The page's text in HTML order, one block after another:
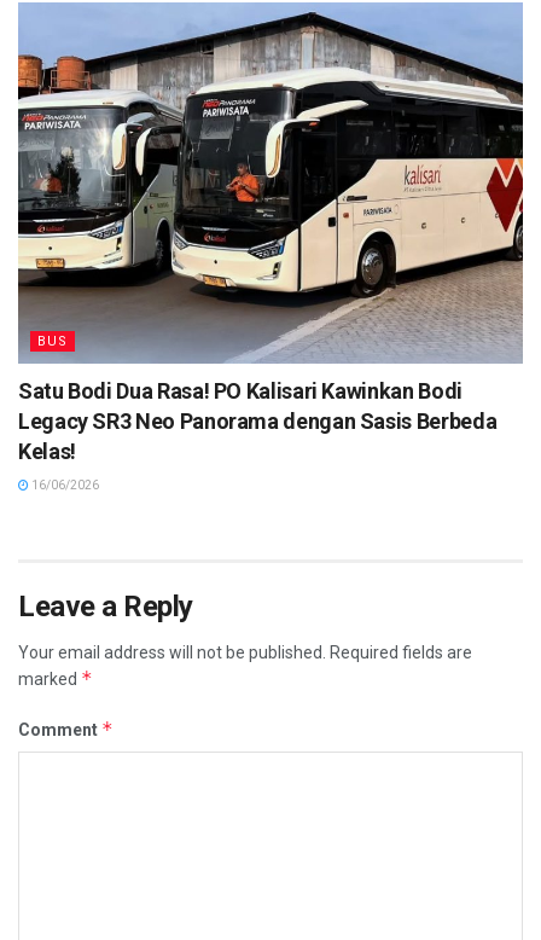
BUS
Satu Bodi Dua Rasa! PO Kalisari Kawinkan Bodi
Legacy SR3 Neo Panorama dengan Sasis Berbeda
Kelas!
16/06/2026
Leave a Reply
Your email address will not be published. Required fields are
marked *
Comment *